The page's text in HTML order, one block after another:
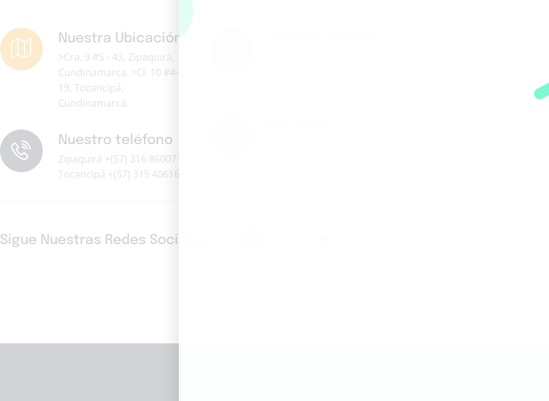
Nuestra Ubicación
>Cra. 9 #5 - 43, Zipaquirá,
Cundinamarca. >Cl. 10 #4-
19, Tocancipá,
Cundinamarca.
Nuestro teléfono
Zipaquirá +(57) 316 8600717
Tocancipá +(57) 315 4061604
Sigue Nuestras Redes Sociales :